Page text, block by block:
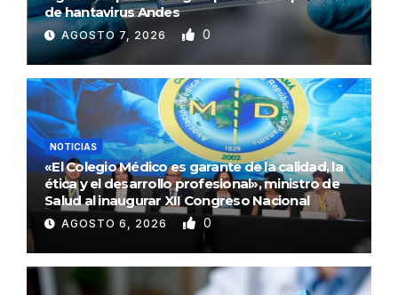
de hantavirus Andes
AGOSTO 7, 2026 0
NOTICIAS
«El Colegio Médico es garante de la calidad, la
ética y el desarrollo profesional», ministro de
Salud al inaugurar XII Congreso Nacional
AGOSTO 6, 2026 0